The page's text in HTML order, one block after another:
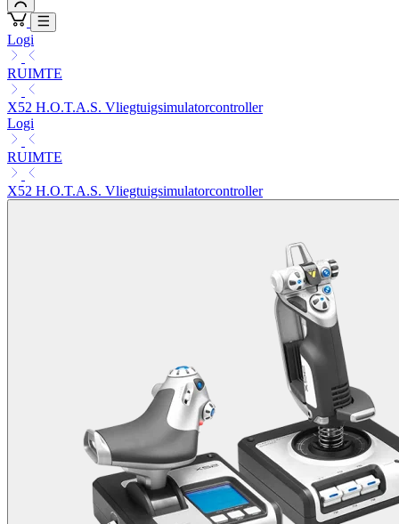
Logi
RUIMTE
X52 H.O.T.A.S. Vliegtuigsimulatorcontroller
Logi
RUIMTE
X52 H.O.T.A.S. Vliegtuigsimulatorcontroller